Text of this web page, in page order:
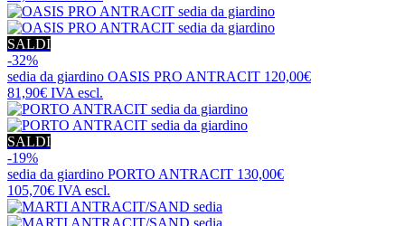
SALDI
-32%
sedia da giardino OASIS PRO ANTRACIT 120,00€
81,90€ IVA escl.
SALDI
-19%
sedia da giardino PORTO ANTRACIT 130,00€
105,70€ IVA escl.